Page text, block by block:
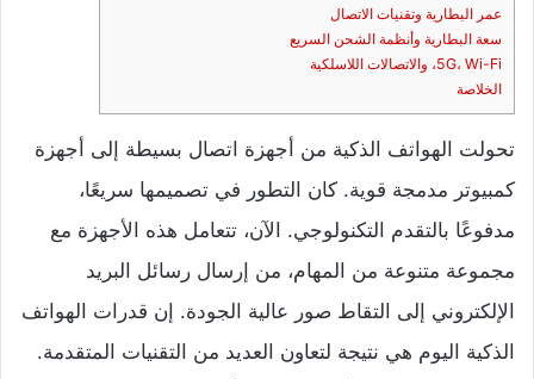
عمر البطارية وتقنيات الاتصال
سعة البطارية وأنظمة الشحن السريع
5G، Wi-Fi، والاتصالات اللاسلكية
الخلاصة
تحولت الهواتف الذكية من أجهزة اتصال بسيطة إلى أجهزة
كمبيوتر مدمجة قوية. كان التطور في تصميمها سريعًا،
مدفوعًا بالتقدم التكنولوجي. الآن، تتعامل هذه الأجهزة مع
مجموعة متنوعة من المهام، من إرسال رسائل البريد
الإلكتروني إلى التقاط صور عالية الجودة. إن قدرات الهواتف
الذكية اليوم هي نتيجة لتعاون العديد من التقنيات المتقدمة.